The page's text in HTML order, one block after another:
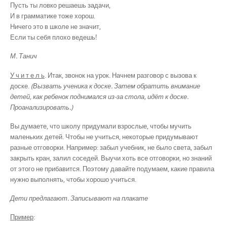
Пусть ты ловко решаешь задачи,
И в грамматике тоже хорош.
Ничего это в школе не значит,
Если ты себя плохо ведешь!
М. Танич
У ч и т е л ь . Итак, звонок на урок. Начнем разговор с вызова к
доске. (Вызвать ученика к доске. Затем обратить внимание
детей, как ребенок поднимался из-за стола, идёт к доске.
Проанализировать.)
Вы думаете, что школу придумали взрослые, чтобы мучить
маленьких детей. Чтобы не учиться, некоторые придумывают
разные отговорки. Например: забыл учебник, не было света, забыл
закрыть кран, залил соседей. Выучи хоть все отговорки, но знаний
от этого не прибавится. Поэтому давайте подумаем, какие правила
нужно выполнять, чтобы хорошо учиться.
Дети предлагают. Записывают на плакате
Пример: